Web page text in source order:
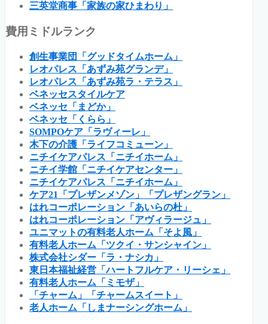
三英堂商事「家族の家ひまわり」
費用ミドルランク
創生事業団「グッドタイムホーム」
レオパレス「あずみ苑グランデ」
レオパレス「あずみ苑ラ・テラス」
ベネッセスタイルケア
ベネッセ「まどか」
ベネッセ「くらら」
SOMPOケア「ラヴィーレ」
木下の介護「ライフコミューン」
ニチイケアパレス「ニチイホーム」
ニチイ学館「ニチイケアセンター」
ニチイケアパレス「ニチイホーム」
ケア21「プレザンメゾン」「プレザングラン」
はれコーポレーション「あいらの杜」
はれコーポレーション「アヴィラージュ」
ユニマットの有料老人ホーム「そよ風」
有料老人ホーム「ツクイ・サンシャイン」
株式会社シダー「ラ・ナシカ」
東日本福祉経営「ハートフルケア・リーシェ」
有料老人ホーム「ミモザ」
「チャーム」「チャームスイート」
老人ホーム「しまナーシングホーム」